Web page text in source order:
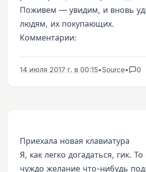
Поживем — увидим, и вновь
людям, их покупающих.
Комментарии:
14 июля 2017 г. в 00:15•Source• 0
Приехала новая клавиатура
Я, как легко догадаться, гик.
чуждо желание что-нибудь